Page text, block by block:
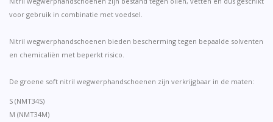
voor gebruik in combinatie met voedsel.
Nitril wegwerphandschoenen bieden bescherming tegen bepaalde solventen
en chemicaliën met beperkt risico.
De groene soft nitril wegwerphandschoenen zijn verkrijgbaar in de maten:
S (NMT34S)
M (NMT34M)